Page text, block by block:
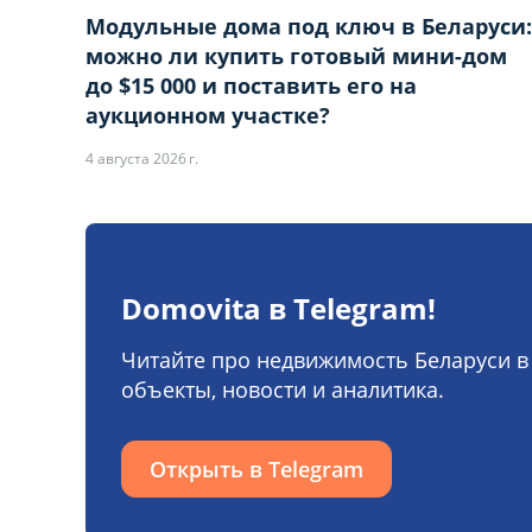
Модульные дома под ключ в Беларуси:
можно ли купить готовый мини-дом
до $15 000 и поставить его на
аукционном участке?
4 августа 2026 г.
Domovita в Telegram!
Читайте про недвижимость
объекты, новости и аналитика.
Открыть в Telegram
НАСТРОЙТЕ
Вы можете настроить
«технические/
корректное
Сайт запоминает Ваш
НАСТРОЙТЕ
Вы можете настроить
«технические/
корректное
Сайт запоминает Ваш